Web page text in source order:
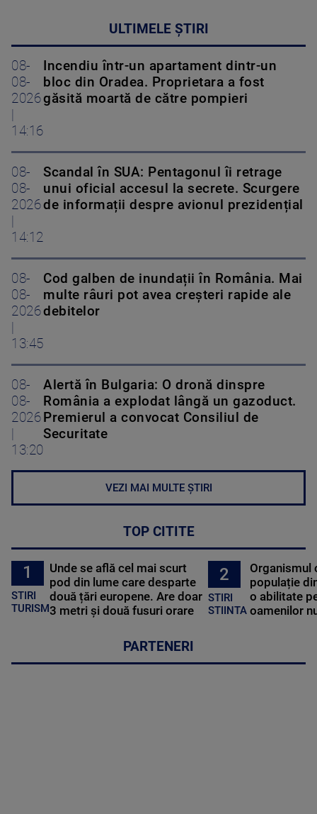
ULTIMELE ȘTIRI
08-
08-
2026
14:16
Incendiu într-un apartament dintr-un
bloc din Oradea. Proprietara a fost
găsită moartă de către pompieri
08-
08-
2026
14:12
Scandal în SUA: Pentagonul îi retrage
unui oficial accesul la secrete. Scurgere
de informații despre avionul prezidențial
08-
08-
2026
13:45
Cod galben de inundații în România. Mai
multe râuri pot avea creșteri rapide ale
debitelor
08-
08-
2026
13:20
Alertă în Bulgaria: O dronă dinspre
România a explodat lângă un gazoduct.
Premierul a convocat Consiliul de
Securitate
VEZI MAI MULTE ȘTIRI
TOP CITITE
1
STIRI
TURISM
Unde se află cel mai scurt
pod din lume care desparte
două țări europene. Are doar
3 metri și două fusuri orare
2
STIRI
STIINTA
Organismul
populație
o abilitate
oamenilor
PARTENERI